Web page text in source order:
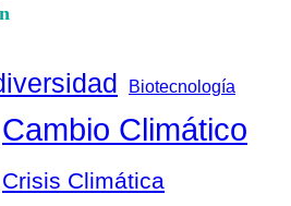
Biotecnología
Cambio Climático
Crisis Climática